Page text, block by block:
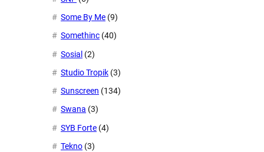
Some By Me (9)
Somethinc (40)
Sosial (2)
Studio Tropik (3)
Sunscreen (134)
Swana (3)
SYB Forte (4)
Tekno (3)